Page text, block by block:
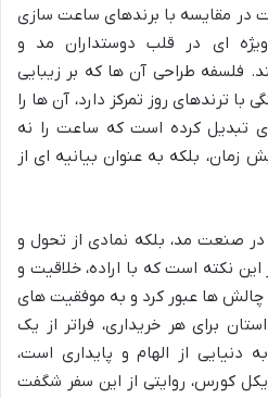
در مقایسه با برندهای ساعت سازی
ویژه ای در قلب دوستداران مد و
فلسفه طراحی آن ها که بر زیبایی
ترندهای روز تمرکز دارد، آن ها را
تبدیل کرده است که ساعت را نه
زمان، بلکه به عنوان بیانیه ای از
صنعت مد، بلکه نمادی از تحول و
نکته است که با اراده، خلاقیت و
چالش ها عبور کرد و به موفقیت های
برای هر خریداری، فراتر از یک
دنیایی از الهام و پایداری است،
کورس، روایتی از این سفر شگفت